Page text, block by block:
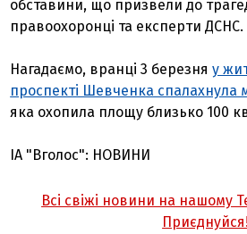
обставини, що призвели до
правоохоронці та експерти ДСНС.
Нагадаємо, вранці 3 березняу
проспекті Шевченка
яка охопила площу близько 100
ІА "Вголос": НОВИНИ
Всі свіжі новини на нашому
Приєднуйся!